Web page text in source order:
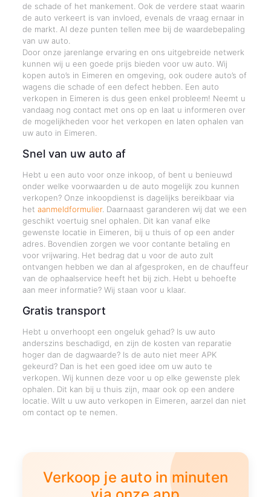
de schade of het mankement. Ook de verdere staat waarin
de auto verkeert is van invloed, evenals de vraag ernaar in
de markt. Al deze punten tellen mee bij de waardebepaling
van uw auto.
Door onze jarenlange ervaring en ons uitgebreide netwerk
kunnen wij u een goede prijs bieden voor uw auto. Wij
kopen auto’s in Eimeren en omgeving, ook oudere auto’s of
wagens die schade of een defect hebben. Een auto
verkopen in Eimeren is dus geen enkel probleem! Neemt u
vandaag nog contact met ons op en laat u informeren over
de mogelijkheden voor het verkopen en laten ophalen van
uw auto in Eimeren.
Snel van uw auto af
Hebt u een auto voor onze inkoop, of bent u benieuwd
onder welke voorwaarden u de auto mogelijk zou kunnen
verkopen? Onze inkoopdienst is dagelijks bereikbaar via
het aanmeldformulier. Daarnaast garanderen wij dat we een
geschikt voertuig snel ophalen. Dit kan vanaf elke
gewenste locatie in Eimeren, bij u thuis of op een ander
adres. Bovendien zorgen we voor contante betaling en
voor vrijwaring. Het bedrag dat u voor de auto zult
ontvangen hebben we dan al afgesproken, en de chauffeur
van de ophaalservice heeft het bij zich. Hebt u behoefte
aan meer informatie? Wij staan voor u klaar.
Gratis transport
Hebt u onverhoopt een ongeluk gehad? Is uw auto
anderszins beschadigd, en zijn de kosten van reparatie
hoger dan de dagwaarde? Is de auto niet meer APK
gekeurd? Dan is het een goed idee om uw auto te
verkopen. Wij kunnen deze voor u op elke gewenste plek
ophalen. Dit kan bij u thuis zijn, maar ook op een andere
locatie. Wilt u uw auto verkopen in Eimeren, aarzel dan niet
om contact op te nemen.
Verkoop je auto in minuten